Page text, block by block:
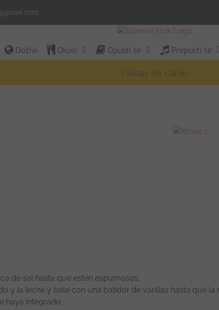
Doživi Okusi Opusti se Prepusti se
Filloas de caldo
de sal hasta que estén espumosos.
y la leche y bate con una batidor de varillas hasta que la
haya integrado.